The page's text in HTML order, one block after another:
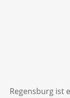
Regensburg ist